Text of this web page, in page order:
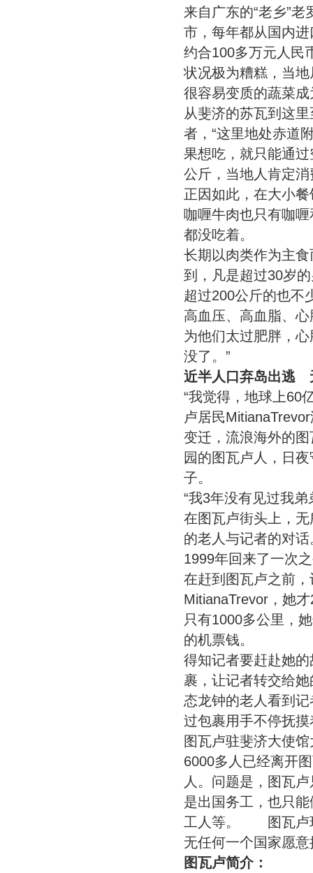
来自广东的“老乡”
市，每年都从国内
约合100多万元人
状况极为糟糕，当
很容易变质的蔬菜
从斐济的苏瓦到这
者，“这里地处赤道
果想吃，就只能通
公斤，当地人肯定消
正因如此，在大小
咖喱牛肉也只有咖
都没吃着。
长期以肉类作为主
到，凡是超过30岁
超过200公斤的也不
高血压、高血脂、心
为他们太过肥胖，
没了。”
近半人口弃岛出逃
“我觉得，地球上60
卢居民
变迁，流浪海外的
园的图瓦卢人，日
子。
“我3年没有见过我
在图瓦卢街头上，
的老人与记者的对
1999年回来了一次
在赶到图瓦卢之前
MitianaTrevor，她
只有1000多公里，
的机票钱。
得知记者要赶赴她
裹，让记者转交给
态龙钟的老人看到
过包裹用手不停抚
图瓦卢驻斐济大使
6000多人已经离开
人。问题是，图瓦
是出国务工，也只
工人等。 图瓦卢环
无任何一个国家愿
图瓦卢简介：